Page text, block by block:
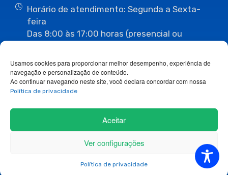
Usamos cookies para proporcionar melhor desempenho, experiência de
navegação e personalização de conteúdo.
Ao continuar navegando neste site, você declara concordar com nossa
Política de privacidade
Aceitar
Ver configurações
Política de privacidade
Horário de atendimento: Segunda a Sexta-
feira
Das 8:00 às 17:00 horas (presencial ou
(35) 3435-1112 (35) 3435-3063
ouvidoria@camaraextrema.mg.gov.br
imprensa@camaraextrema.mg.gov.br
Siga-nos: